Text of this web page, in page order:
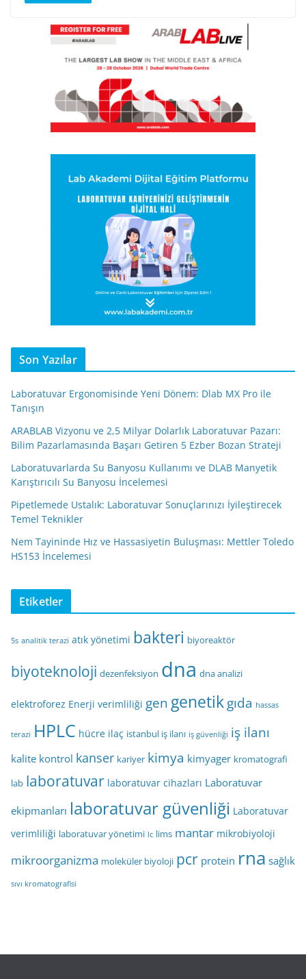
Son Yazılar
Laboratuvar Ergonomisinde Yeni Dönem: Dlab MX Pro ile
Tanışın
ARABLAB Vizyonu ve 2,5 Milyar Dolarlık Laboratuvar Pazarı:
Bilim Pazarlamasında Başarı Getiren 5 Ezber Bozan Strateji
Laboratuvarlarda Su Banyosu Kullanımı ve DLAB Manyetik
Karıştırıcılı Su Banyosu İncelemesi
Pipetlemede Ustalık: Laboratuvar Sonuçlarınızı İyileştirecek
Temel Teknikler
Nem Tayininde Hız ve Hassasiyetin Buluşması: Mettler Toledo
HS153 İncelemesi
Etiketler
5s analitik terazi atık yönetimi bakteri biyoreaktör
biyoteknoloji dezenfeksiyon dna dna analizi
elektroforez Enerji verimliliği gen genetikgıda hassas
terazi HPLC hücre ilaç istanbul iş ilanı iş güvenliği iş ilanı
kalite kontrol kanser kariyer kimya kimyager kromatografi
lab laboratuvar laboratuvar cihazları Laboratuvar
ekipmanları laboratuvar güvenliği Laboratuvar
verimliliği laboratuvar yönetimi lc lims mantar mikrobiyoloji
mikroorganizma moleküler biyoloji pcr protein rna sağlık
sıvı kromatografisi